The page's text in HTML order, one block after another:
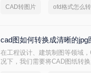
详细介绍Ccad怎么导出jpg格式
CAD转图片 ofd格式怎么
cad图如何转换成清晰的jpg
在工程设计、建筑制图等领域
况下，我们需要将CAD图纸转